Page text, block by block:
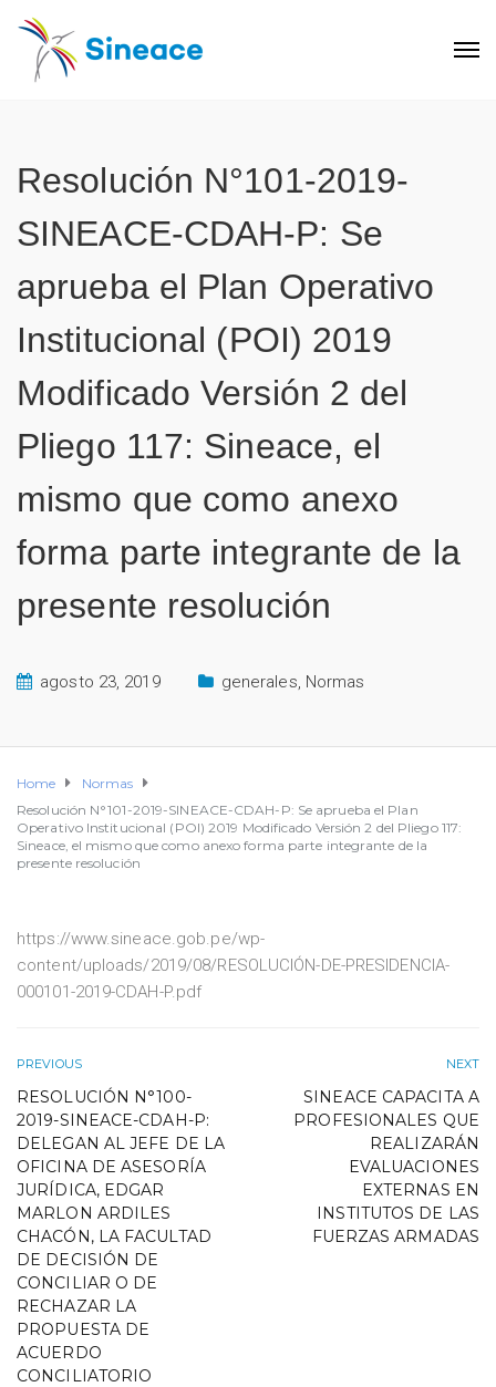
Resolución N°101-2019-
SINEACE-CDAH-P: Se
aprueba el Plan Operativo
Institucional (POI) 2019
Modificado Versión 2 del
Pliego 117: Sineace, el
mismo que como anexo
forma parte integrante de la
presente resolución
agosto 23, 2019 generales, Normas
Home
Normas
Resolución N°101-2019-SINEACE-CDAH-P: Se aprueba el Plan
Operativo Institucional (POI) 2019 Modificado Versión 2 del Pliego 117:
Sineace, el mismo que como anexo forma parte integrante de la
presente resolución
https://www.sineace.gob.pe/wp-
content/uploads/2019/08/RESOLUCIÓN-DE-PRESIDENCIA-
000101-2019-CDAH-P.pdf
PREVIOUS
RESOLUCIÓN N°100-
2019-SINEACE-CDAH-P:
DELEGAN AL JEFE DE LA
OFICINA DE ASESORÍA
JURÍDICA, EDGAR
MARLON ARDILES
CHACÓN, LA FACULTAD
DE DECISIÓN DE
CONCILIAR O DE
RECHAZAR LA
PROPUESTA DE
ACUERDO
CONCILIATORIO
NEXT
SINEACE CAPACITA A
PROFESIONALES QUE
REALIZARÁN
EVALUACIONES
EXTERNAS EN
INSTITUTOS DE LAS
FUERZAS ARMADAS